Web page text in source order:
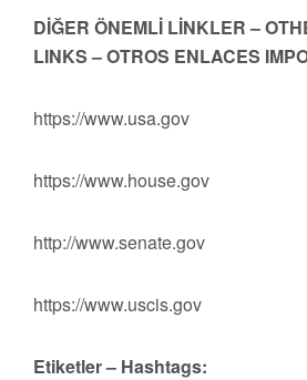
DİĞER ÖNEMLİ LİNKLER –
LINKS – OTROS ENLACES
https://www.usa.gov
https://www.house.gov
http://www.senate.gov
https://www.uscis.gov
Etiketler – Hashtags: